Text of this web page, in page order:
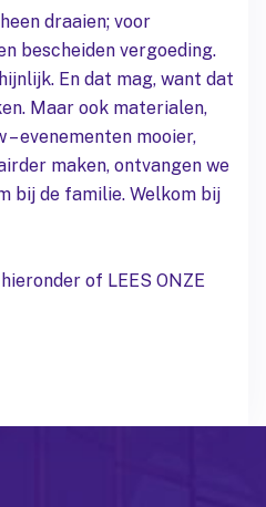
draaien; voor
bescheiden vergoeding.
En dat mag, want dat
Maar ook materialen,
– evenementen mooier,
maken, ontvangen we
bij de familie. Welkom bij
of LEES ONZE